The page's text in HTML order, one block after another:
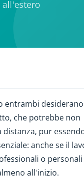
entrambi desiderano
che potrebbe non
pur
anche se il
o personali
all'inizio.